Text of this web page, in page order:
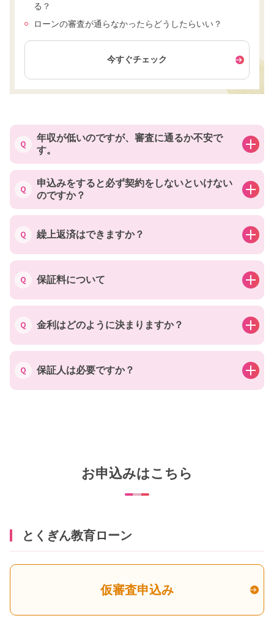
る？
ローンの審査が通らなかったらどうしたらいい？
今すぐチェック
年収が低いのですが、審査に通るか不安で
す。
申込みをすると必ず契約をしないといけない
のですか？
繰上返済はできますか？
保証料について
金利はどのように決まりますか？
保証人は必要ですか？
お申込みはこちら
とくぎん教育ローン
仮審査申込み